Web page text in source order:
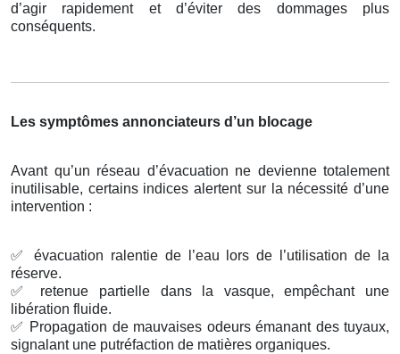
d’agir rapidement et d’éviter des dommages plus
conséquents.
Les symptômes annonciateurs d’un blocage
Avant qu’un réseau d’évacuation ne devienne totalement
inutilisable, certains indices alertent sur la nécessité d’une
intervention :
✅
évacuation ralentie de l’eau lors de l’utilisation de la
réserve.
✅
retenue partielle dans la vasque, empêchant une
libération fluide.
✅ Propagation de mauvaises odeurs émanant des tuyaux,
signalant une putréfaction de matières organiques.